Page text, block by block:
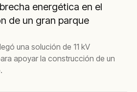
energética en el
de un gran parque
una solución de 11 kV
apoyar la construcción de un